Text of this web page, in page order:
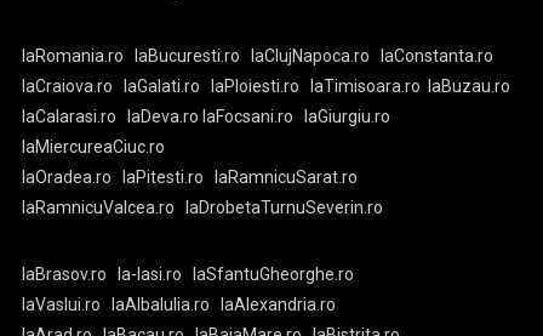
laRomania.ro laBucuresti.ro laClujNapoca.ro
laConstanta.ro
laCraiova.ro
laGalati.ro laPloiesti.ro laTimisoara.ro
laBuzau.ro
laCalarasi.ro
laDeva.ro laFocsani.ro
laGiurgiu.ro
laMiercureaCiuc.ro
laOradea.ro
laPitesti.ro
laRamnicuSarat.ro
laRamnicuValcea.ro
laDrobetaTurnuSeverin.ro
laBrasov.ro la-Iasi.ro
laSfantuGheorghe.ro
laVaslui.ro
laAlbaIulia.ro
laAlexandria.ro